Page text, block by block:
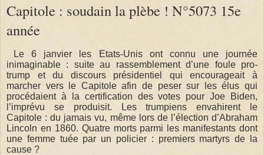
Capitole : soudain la plèbe ! N°5073 15e
année
Le 6 janvier les Etats-Unis ont connu une journée
inimaginable : suite au rassemblement d’une foule pro-
trump et du discours présidentiel qui encourageait à
marcher vers le Capitole afin de peser sur les élus qui
procédaient à la certification des votes pour Joe Biden,
l’imprévu se produisit. Les trumpiens envahirent le
Capitole : du jamais vu, même lors de l’élection d’Abraham
Lincoln en 1860. Quatre morts parmi les manifestants dont
une femme tuée par un policier : premiers martyrs de la
cause ?